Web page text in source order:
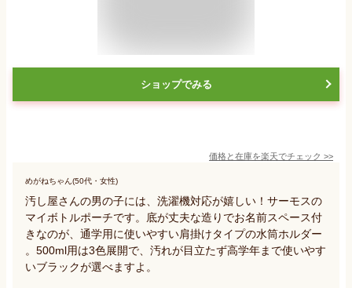
ショップでみる
価格と在庫を楽天でチェック >>
めがねちゃん(50代・女性)
汚し屋さんの男の子には、洗濯機対応が嬉しい！サーモスの
マイボトルポーチです。底が丈夫な造りでお名前スペース付
きなのが、通学用に使いやすい肩掛けタイプの水筒ホルダー
。500ml用は3色展開で、汚れが目立たず高学年まで使いやす
いブラックが選べますよ。